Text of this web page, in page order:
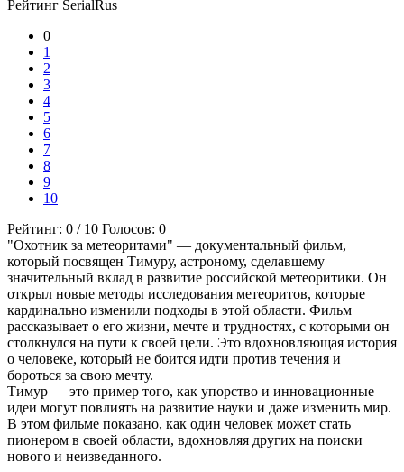
Рейтинг SerialRus
0
1
2
3
4
5
6
7
8
9
10
Рейтинг: 0 / 10 Голосов: 0
"Охотник за метеоритами" — документальный фильм,
который посвящен Тимуру, астроному, сделавшему
значительный вклад в развитие российской метеоритики. Он
открыл новые методы исследования метеоритов, которые
кардинально изменили подходы в этой области. Фильм
рассказывает о его жизни, мечте и трудностях, с которыми он
столкнулся на пути к своей цели. Это вдохновляющая история
о человеке, который не боится идти против течения и
бороться за свою мечту.
Тимур — это пример того, как упорство и инновационные
идеи могут повлиять на развитие науки и даже изменить мир.
В этом фильме показано, как один человек может стать
пионером в своей области, вдохновляя других на поиски
нового и неизведанного.